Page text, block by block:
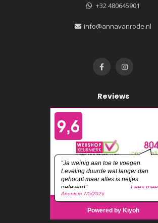
+32 480645901
info@annavanrode.nl
Reviews